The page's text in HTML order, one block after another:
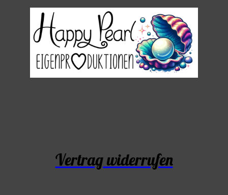
Vertrag widerrufen